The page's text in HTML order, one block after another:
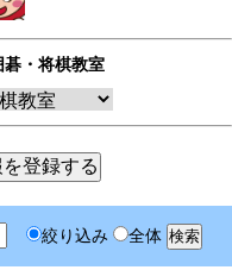
碁・将棋教室
絞り込み 全体